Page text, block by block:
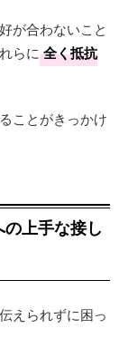
が合わないこと
らに 全く抵抗
ことがきっかけ
上手な接し
えられずに困っ